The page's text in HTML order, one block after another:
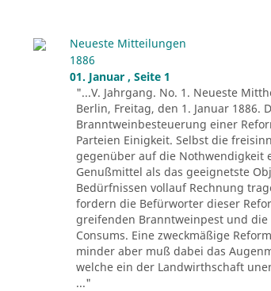
Neueste Mitteilungen
1886
01. Januar , Seite 1
"...V. Jahrgang. No. 1. Neueste
Berlin, Freitag, den 1. Januar 1886.
Branntweinbesteuerung einer
Parteien Einigkeit. Selbst die
gegenüber auf die Nothwendigkeit
Genußmittel als das geeignetste
Bedürfnissen vollauf Rechnung
fordern die Befürworter dieser
greifenden Branntweinpest und
Consums. Eine zweckmäßige
minder aber muß dabei das
welche ein der Landwirthschaft
..."